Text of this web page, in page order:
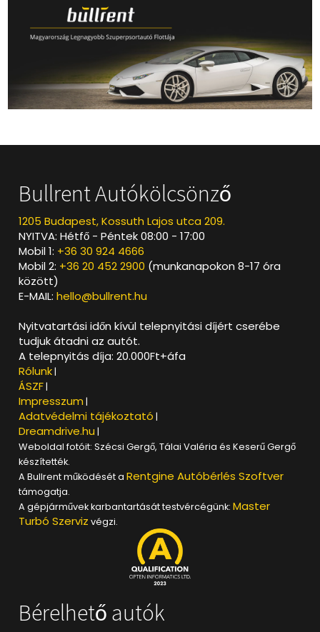
Bullrent Autókölcsönző
1205 Budapest, Kossuth Lajos utca 209.
NYITVA: Hétfő - Péntek 08:00 - 17:00
Mobil 1: +36 30 924 4666
Mobil 2: +36 20 452 2900 (munkanapokon 8-17 óra
között)
E-MAIL:hello@bullrent.hu
Nyitvatartási időn kívül telepnyitási díjért cserébe
tudjuk átadni az autót.
A telepnyitás díja: 20.000Ft+áfa
Rólunk |
ÁSZF |
Impresszum |
Adatvédelmi tájékoztató |
Dreamdrive.hu |
Weboldal fotóit: Szécsi Gergő, Tálai Valéria és Keserű Gergő
készítették.
A Bullrent működését aRentgine Autóbérlés Szoftver
támogatja.
A gépjárművek karbantartását testvércégünk:Master
Turbó Szerviz végzi.
Bérelhető autók